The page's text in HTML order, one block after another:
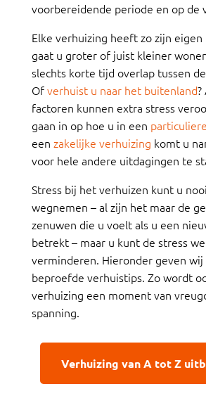
voorbereidende periode en op de
Elke verhuizing heeft zo zijn
gaat u groter of juist kleiner
slechts korte tijd overlap tussen
Ofverhuist u naar het buitenland?
factoren kunnen extra stress
gaan in op hoe u in een
een zakelijke verhuizing komt u
voor hele andere uitdagingen te
Stress bij het verhuizen kunt u
wegnemen – al zijn het maar de
zenuwen die u voelt als u een
betrekt – maar u kunt de stress
verminderen. Hieronder geven wij
beproefde verhuistips. Zo wordt
verhuizing een moment van
spanning.
Verhuizing van A tot Z